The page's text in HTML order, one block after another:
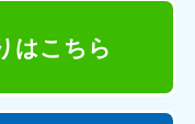
はこちら